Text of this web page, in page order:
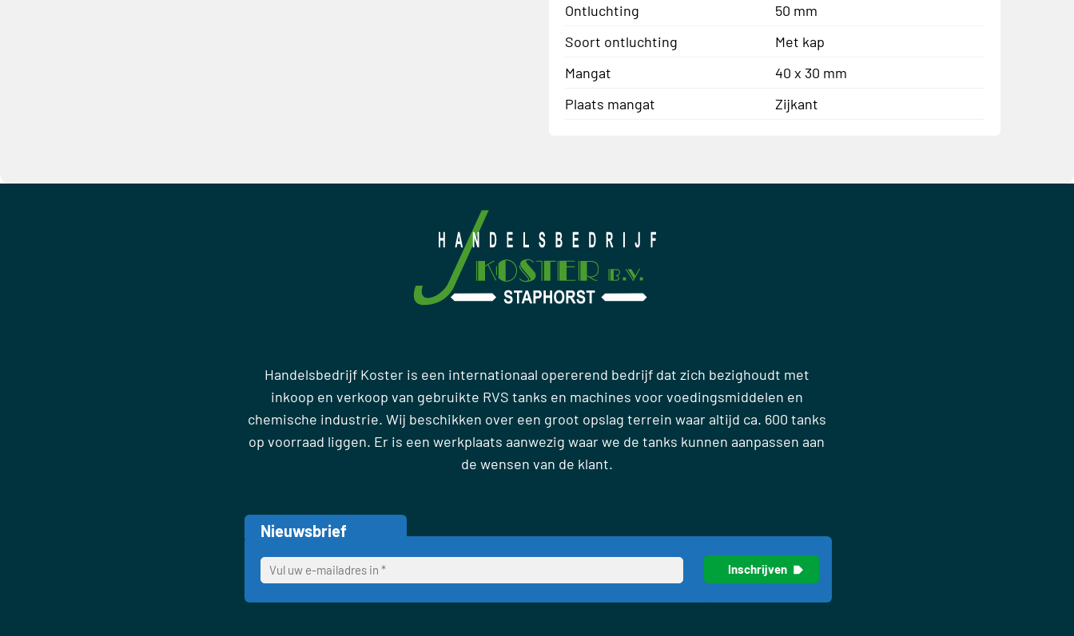
Ontluchting
50 mm
Soort ontluchting
Met kap
Mangat
40 x 30 mm
Plaats mangat
Zijkant
Handelsbedrijf Koster is een internationaal opererend bedrijf dat zich bezighoudt met
inkoop en verkoop van gebruikte RVS tanks en machines voor voedingsmiddelen en
chemische industrie. Wij beschikken over een groot opslag terrein waar altijd ca. 600 tanks
op voorraad liggen. Er is een werkplaats aanwezig waar we de tanks kunnen aanpassen aan
de wensen van de klant.
Nieuwsbrief